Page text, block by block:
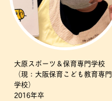
大原スポーツ＆保育専門学校
（現：大阪保育こども教育専門
学校）
2016年卒